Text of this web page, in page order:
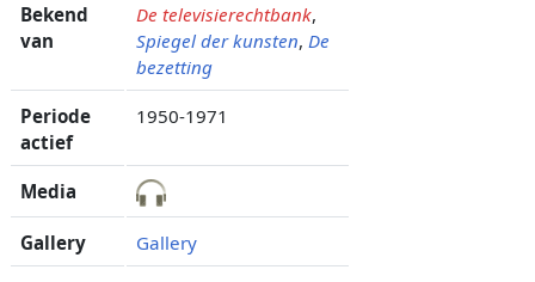
Bekend
van
De televisierechtbank,
Spiegel der kunsten, De
bezetting
Periode
actief
1950-1971
Media
Gallery Gallery